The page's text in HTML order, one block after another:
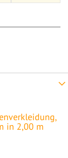
in 2,00 m